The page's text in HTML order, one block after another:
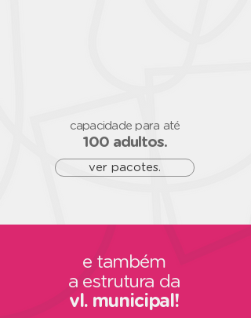
capacidade para até
100 adultos.
ver pacotes.
e também
a estrutura da
vl. municipal!